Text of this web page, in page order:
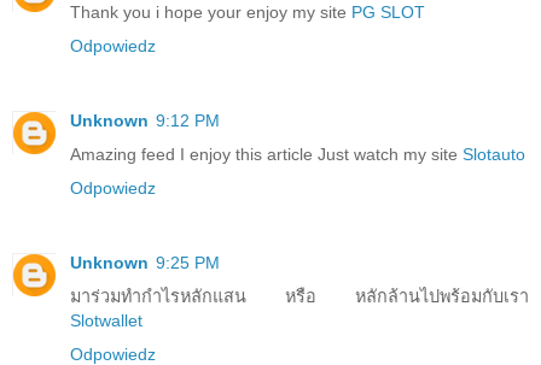
Thank you i hope your enjoy my site PG SLOT
Odpowiedz
Unknown 9:12 PM
Amazing feed I enjoy this article Just watch my site Slotauto
Odpowiedz
Unknown 9:25 PM
มาร่วมทำกำไรหลักแสน หรือ หลักล้านไปพร้อมกับเรา
Slotwallet
Odpowiedz